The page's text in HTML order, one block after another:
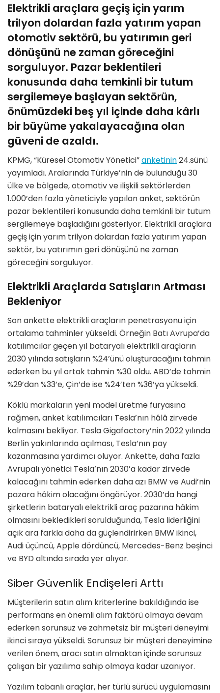
Elektrikli araçlara geçiş için yarım
trilyon dolardan fazla yatırım yapan
otomotiv sektörü, bu yatırımın geri
dönüşünü ne zaman göreceğini
sorguluyor. Pazar beklentileri
konusunda daha temkinli bir tutum
sergilemeye başlayan sektörün,
önümüzdeki beş yıl içinde daha kârlı
bir büyüme yakalayacağına olan
güveni de azaldı.
KPMG, “Küresel Otomotiv Yönetici”anketinin24.sünü
yayımladı. Aralarında Türkiye’nin de bulunduğu 30
ülke ve bölgede, otomotiv ve ilişkili sektörlerden
1.000’den fazla yöneticiyle yapılan anket, sektörün
pazar beklentileri konusunda daha temkinli bir tutum
sergilemeye başladığını gösteriyor. Elektrikli araçlara
geçiş için yarım trilyon dolardan fazla yatırım yapan
sektör, bu yatırımın geri dönüşünü ne zaman
göreceğini sorguluyor.
Elektrikli Araçlarda Satışların Artması
Bekleniyor
Son ankette elektrikli araçların penetrasyonu için
ortalama tahminler yükseldi. Örneğin Batı Avrupa’da
katılımcılar geçen yıl bataryalı elektrikli araçların
2030 yılında satışların %24’ünü oluşturacağını tahmin
ederken bu yıl ortak tahmin %30 oldu. ABD’de tahmin
%29’dan %33’e, Çin’de ise %24’ten %36’ya yükseldi.
Köklü markaların yeni model üretme furyasına
rağmen, anket katılımcıları Tesla’nın hâlâ zirvede
kalmasını bekliyor. Tesla Gigafactory’nin 2022 yılında
Berlin yakınlarında açılması, Tesla’nın pay
kazanmasına yardımcı oluyor. Ankette, daha fazla
Avrupalı yönetici Tesla’nın 2030’a kadar zirvede
kalacağını tahmin ederken daha azı BMW ve Audi’nin
pazara hâkim olacağını öngörüyor. 2030’da hangi
şirketlerin bataryalı elektrikli araç pazarına hâkim
olmasını bekledikleri sorulduğunda, Tesla liderliğini
açık ara farkla daha da güçlendirirken BMW ikinci,
Audi üçüncü, Apple dördüncü, Mercedes-Benz beşinci
ve BYD altında sırada yer alıyor.
Siber Güvenlik Endişeleri Arttı
Müşterilerin satın alım kriterlerine bakıldığında ise
performans en önemli alım faktörü olmaya devam
ederken sorunsuz ve zahmetsiz bir müşteri deneyimi
ikinci sıraya yükseldi. Sorunsuz bir müşteri deneyimine
verilen önem, aracı satın almaktan içinde sorunsuz
çalışan bir yazılıma sahip olmaya kadar uzanıyor.
Yazılım tabanlı araçlar, her türlü sürücü uygulamasını